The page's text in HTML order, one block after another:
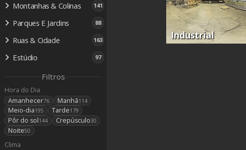
Montanhas & Colinas 141
Parques E Jardins 88
Ruas & Cidade 163
Estúdio 97
Filtros
Hora do Dia
Amanhecer76 Manhã114
Meio-dia195 Tarde179
Pôr do sol144 Crepúsculo30
Noite50
Clima
Industrial